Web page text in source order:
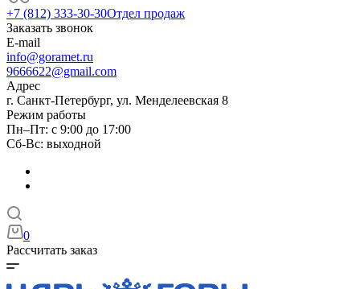
+7 (812) 333-30-30Отдел продаж
Заказать звонок
E-mail
info@goramet.ru
9666622@gmail.com
Адрес
г. Санкт-Петербург, ул. Менделеевская 8
Режим работы
Пн–Пт: с 9:00 до 17:00
Сб-Вс: выходной
0
Рассчитать заказ